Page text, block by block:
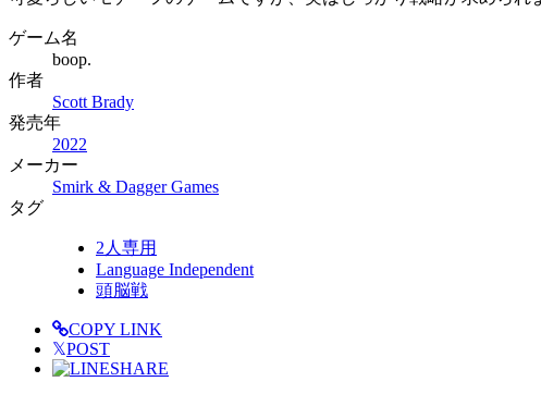
ゲーム名
boop.
作者
Scott Brady
発売年
2022
メーカー
Smirk & Dagger Games
タグ
2人専用
Language Independent
頭脳戦
COPY LINK
𝕏POST
SHARE